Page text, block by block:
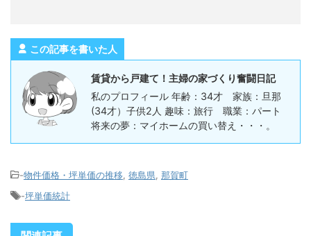
この記事を書いた人
賃貸から戸建て！主婦の家づくり奮闘日記
私のプロフィール 年齢：34才 家族：旦那
(34才）子供2人 趣味：旅行 職業：パート
将来の夢：マイホームの買い替え・・・。
-物件価格・坪単価の推移 徳島県 那賀町
-坪単価統計